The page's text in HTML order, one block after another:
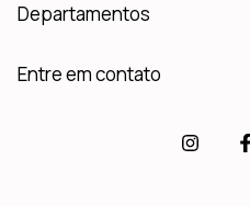
Departamentos
Entre em contato